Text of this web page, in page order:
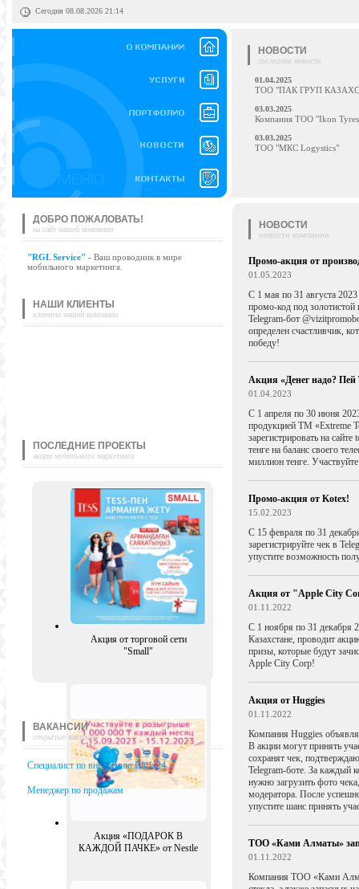
Сегодня 08.08.2026 21:14
НОВОСТИ
последние новости
01.04.2025
ТОО "ПАК ГРУП
03.03.2025
Компания ТОО "Ikon Tyres
03.03.2025
ТОО "МКС Logystics"
ДОБРО ПОЖАЛОВАТЬ!
на сайт нашей компании
"RGL Service" - Ваш проводник в мире
мобильного маркетинга.
НАШИ КЛИЕНТЫ
клиенты нашей компании
ПОСЛЕДНИЕ ПРОЕКТЫ
акции мобильного маркетинга
Акция от торговой сети
"Small"
Акция «ПОДАРОК В
КАЖДОЙ ПАЧКЕ» от Nestle
ВАКАНСИИ
открытые вакансии
Специалист по внедрению Bitrix24
Менеджер по продажам
НОВОСТИ
новости компании
Промо-акция от
01.05.2023
С 1 мая по 31 августа
промо-код под золотистой
Telegram-бот
определен счастливчик,
победу!
Акция «Денег надо?
01.04.2023
С 1 апреля по 30 июня
продукцией ТМ «Extreme
зарегистрировать на
тенге на баланс своего
миллион тенге.
Промо-акция от Kotex!
15.02.2023
С 15 февраля по 31
зарегистрируйте чек в
упустите возможность
Акция от "Apple City
01.11.2022
С 1 ноября по 31 декабря
Казахстане, проводит
призы, которые будут
Apple City Corp!
Акция от Huggies
01.11.2022
Компания Huggies
В акции могут принять
сохранят чек,
Telegram-боте. За каждый
нужно загрузить фото
модератора. После
упустите шанс принять
ТОО «Ками Алматы»
01.11.2022
Компания ТОО «Ками